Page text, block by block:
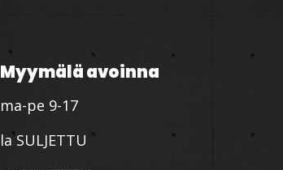
Myymälä avoinna
ma-pe 9-17
la SULJETTU